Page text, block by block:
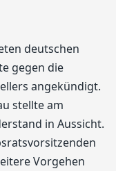
deutschen
gegen die
angekündigt.
stellte am
in Aussicht.
Vorgehen